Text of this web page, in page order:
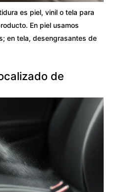
es piel, vinil o tela para
En piel usamos
en tela, desengrasantes de
de